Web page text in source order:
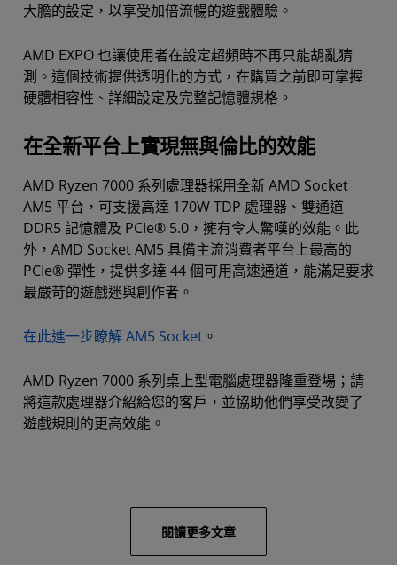
大膽的設定，以享受加倍流暢的遊戲體驗。
AMD EXPO 也讓使用者在設定超頻時不再只能胡亂猜
測。這個技術提供透明化的方式，在購買之前即可掌握
硬體相容性、詳細設定及完整記憶體規格。
在全新平台上實現無與倫比的效能
AMD Ryzen 7000 系列處理器採用全新 AMD Socket
AM5 平台，可支援高達 170W TDP 處理器、雙通道
DDR5 記憶體及 PCIe® 5.0，擁有令人驚嘆的效能。此
外，AMD Socket AM5 具備主流消費者平台上最高的
PCIe® 彈性，提供多達 44 個可用高速通道，能滿足要求
最嚴苛的遊戲迷與創作者。
在此進一步瞭解 AM5 Socket 。
AMD Ryzen 7000 系列桌上型電腦處理器隆重登場；請
將這款處理器介紹給您的客戶，並協助他們享受改變了
遊戲規則的更高效能。
閱讀更多文章